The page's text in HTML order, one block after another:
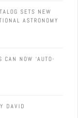
SETS NEW
ASTRONOMY
CAN NOW ‘AUTO-
DAVID